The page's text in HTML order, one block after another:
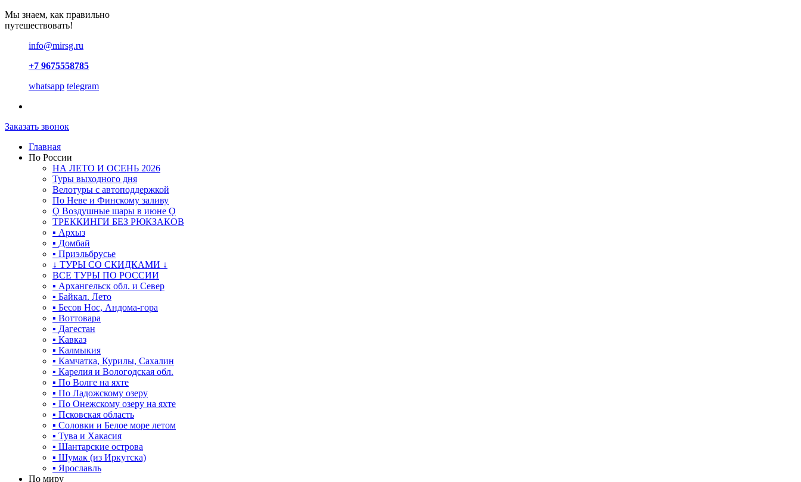
Мы знаем, как правильно
путешествовать!
info@mirsg.ru
+7 9675558785
whatsapp telegram
Заказать звонок
Главная
По России
НА ЛЕТО И ОСЕНЬ 2026
Туры выходного дня
Велотуры с автоподдержкой
По Неве и Финскому заливу
Ǫ Воздушные шары в июне Ǫ
ТРЕККИНГИ БЕЗ РЮКЗАКОВ
▪ Архыз
▪ Домбай
▪ Приэльбрусье
↓ ТУРЫ СО СКИДКАМИ ↓
ВСЕ ТУРЫ ПО РОССИИ
▪ Архангельск обл. и Север
▪ Байкал. Лето
▪ Бесов Нос, Андома-гора
▪ Воттовара
▪ Дагестан
▪ Кавказ
▪ Калмыкия
▪ Камчатка, Курилы, Сахалин
▪ Карелия и Вологодская обл.
▪ По Волге на яхте
▪ По Ладожскому озеру
▪ По Онежскому озеру на яхте
▪ Псковская область
▪ Соловки и Белое море летом
▪ Тува и Хакасия
▪ Шантарские острова
▪ Шумак (из Иркутска)
▪ Ярославль
По миру